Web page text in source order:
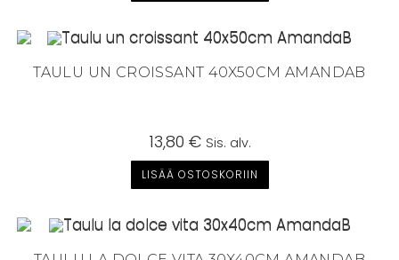
TAULU UN CROISSANT 40X50CM AMANDAB
13,80 € Sis. alv.
LISÄÄ OSTOSKORIIN